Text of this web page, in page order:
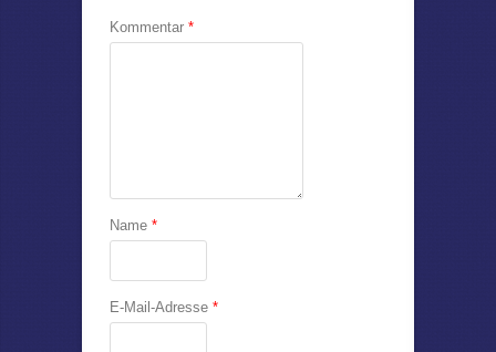
Kommentar *
Name *
E-Mail-Adresse *